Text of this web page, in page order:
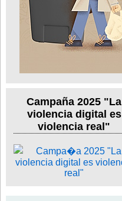
Campaña 2025 "La
violencia digital es
violencia real"